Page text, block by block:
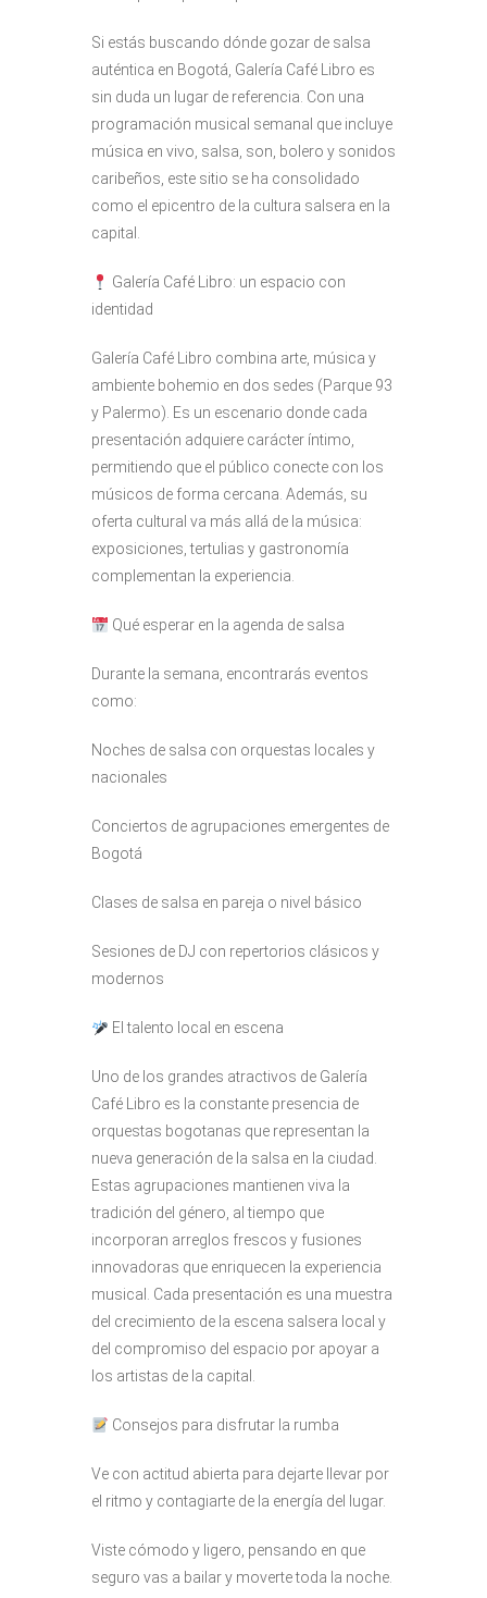
Si estás buscando dónde gozar de salsa
auténtica en Bogotá, Galería Café Libro es
sin duda un lugar de referencia. Con una
programación musical semanal que incluye
música en vivo, salsa, son, bolero y sonidos
caribeños, este sitio se ha consolidado
como el epicentro de la cultura salsera en la
capital.
Galería Café Libro: un espacio con
identidad
Galería Café Libro combina arte, música y
ambiente bohemio en dos sedes (Parque 93
y Palermo). Es un escenario donde cada
presentación adquiere carácter íntimo,
permitiendo que el público conecte con los
músicos de forma cercana. Además, su
oferta cultural va más allá de la música:
exposiciones, tertulias y gastronomía
complementan la experiencia.
Qué esperar en la agenda de salsa
Durante la semana, encontrarás eventos
como:
Noches de salsa con orquestas locales y
nacionales
Conciertos de agrupaciones emergentes de
Bogotá
Clases de salsa en pareja o nivel básico
Sesiones de DJ con repertorios clásicos y
modernos
El talento local en escena
Uno de los grandes atractivos de Galería
Café Libro es la constante presencia de
orquestas bogotanas que representan la
nueva generación de la salsa en la ciudad.
Estas agrupaciones mantienen viva la
tradición del género, al tiempo que
incorporan arreglos frescos y fusiones
innovadoras que enriquecen la experiencia
musical. Cada presentación es una muestra
del crecimiento de la escena salsera local y
del compromiso del espacio por apoyar a
los artistas de la capital.
Consejos para disfrutar la rumba
Ve con actitud abierta para dejarte llevar por
el ritmo y contagiarte de la energía del lugar.
Viste cómodo y ligero, pensando en que
seguro vas a bailar y moverte toda la noche.